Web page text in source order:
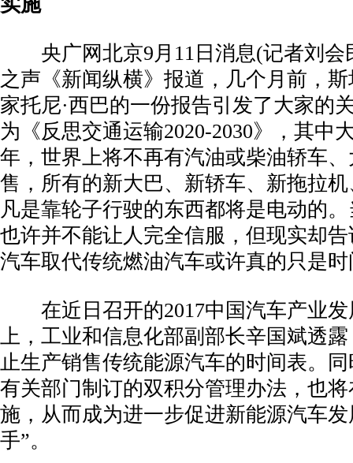
央广网北京9月11日消息(记者刘会
之声《新闻纵横》报道，几个月前，
家托尼·西巴的一份报告引发了大家的
为《反思交通运输2020-2030》，其中
年，世界上将不再有汽油或柴油轿车
售，所有的新大巴、新轿车、新拖拉
凡是靠轮子行驶的东西都将是电动的
也许并不能让人完全信服，但现实却
汽车取代传统燃油汽车或许真的只是
在近日召开的2017中国汽车产业发
上，工业和信息化部副部长辛国斌透
止生产销售传统能源汽车的时间表。
有关部门制订的双积分管理办法，也
施，从而成为进一步促进新能源汽车
手”。